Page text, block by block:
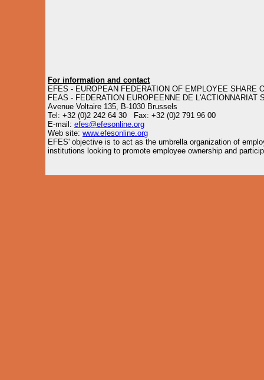
For information and contact
EFES - EUROPEAN FEDERATION OF EMPLOYEE SHARE
FEAS - FEDERATION EUROPEENNE DE L'ACTIONNARIAT
Avenue Voltaire 135, B-1030 Brussels
Tel: +32 (0)2 242 64 30 Fax: +32 (0)2 791 96 00
E-mail: efes@efesonline.org
Web site: www.efesonline.org
EFES' objective is to act as the umbrella organization of
institutions looking to promote employee ownership and